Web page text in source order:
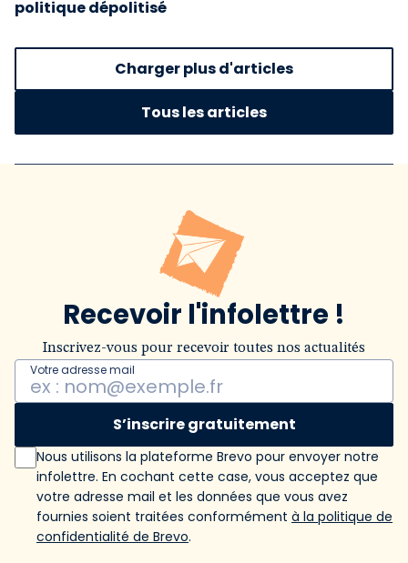
politique dépolitisé
Charger plus d'articles
Tous les articles
Recevoir l'infolettre !
Inscrivez-vous pour recevoir toutes nos actualités
Votre adresse mail
S’inscrire gratuitement
Nous utilisons la plateforme Brevo pour envoyer notre
infolettre. En cochant cette case, vous acceptez que
votre adresse mail et les données que vous avez
fournies soient traitées conformément à la politique de
confidentialité de Brevo.